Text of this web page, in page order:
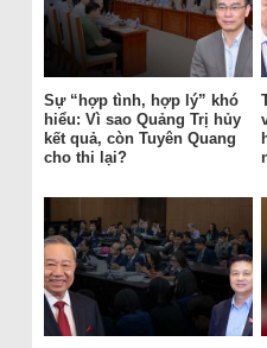
Sự “hợp tình, hợp lý” khó
hiểu: Vì sao Quảng Trị hủy
kết quả, còn Tuyên Quang
cho thi lại?